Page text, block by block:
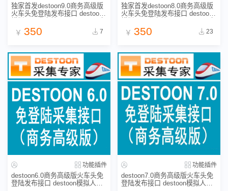
独家首发destoon9.0商务高级版
火车头免登陆发布接口 destoon
站采集接口
￥ 350 7
独家首发destoon8.0商务高级版
火车头免登陆发布接口 destoon
站模块采集接口
￥ 350 23
功能插件
destoon6.0商务高级版火车头免
登陆发布接口 destoon模拟人工
功能插件
destoon7.0商务高级版火车头免
登陆发布接口 destoon模拟人工